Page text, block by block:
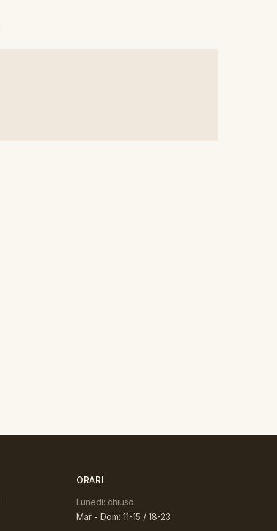
ORARI
Lunedì: chiuso
Mar - Dom: 11-15 / 18-23